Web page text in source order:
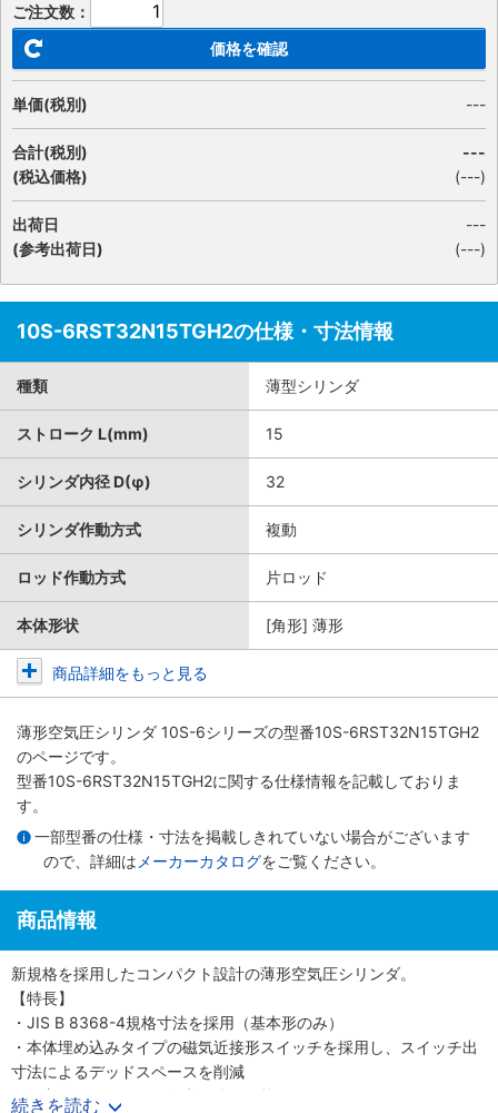
ご注文数：
価格を確認
単価(税別) ---
合計(税別)
(税込価格)
---
(---)
出荷日
(参考出荷日)
---
(---)
10S-6RST32N15TGH2の仕様・寸法情報
種類 薄型シリンダ
ストローク L(mm) 15
シリンダ内径 D(φ) 32
シリンダ作動方式 複動
ロッド作動方式 片ロッド
本体形状 [角形] 薄形
商品詳細をもっと見る
薄形空気圧シリンダ 10S-6シリーズの型番10S-6RST32N15TGH2
のページです。
型番10S-6RST32N15TGH2に関する仕様情報を記載しておりま
す。
一部型番の仕様・寸法を掲載しきれていない場合がございます
ので、詳細は メーカーカタログをご覧ください。
商品情報
新規格を採用したコンパクト設計の薄形空気圧シリンダ。
【特長】
・JIS B 8368-4規格寸法を採用（基本形のみ）
・本体埋め込みタイプの磁気近接形スイッチを採用し、スイッチ出
寸法によるデッドスペースを削減
・保守メンテナンスに便利な分解可能形
続きを読む